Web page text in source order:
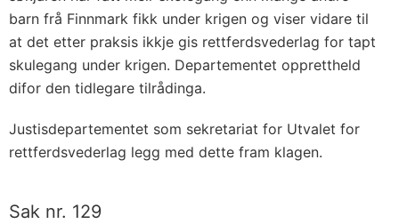
barn frå Finnmark fikk under krigen og viser vidare til
at det etter praksis ikkje gis rettferdsvederlag for tapt
skulegang under krigen. Departementet opprettheld
difor den tidlegare tilrådinga.
Justisdepartementet som sekretariat for Utvalet for
rettferdsvederlag legg med dette fram klagen.
Sak nr. 129